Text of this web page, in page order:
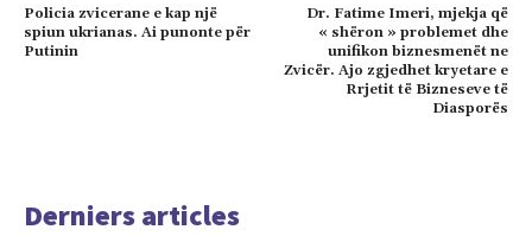
Policia zvicerane e kap një
spiun ukrianas. Ai punonte për
Putinin
Dr. Fatime Imeri, mjekja që
« shëron » problemet dhe
unifikon biznesmenët ne
Zvicër. Ajo zgjedhet kryetare e
Rrjetit të Bizneseve të
Diasporës
Derniers articles